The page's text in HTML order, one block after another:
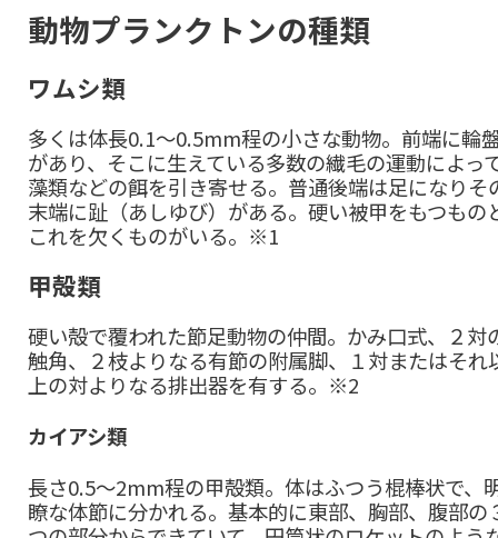
動物プランクトンの種類
ワムシ類
多くは体長0.1～0.5mm程の小さな動物。前端に輪
があり、そこに生えている多数の繊毛の運動によっ
藻類などの餌を引き寄せる。普通後端は足になりそ
末端に趾（あしゆび）がある。硬い被甲をもつもの
これを欠くものがいる。※1
甲殻類
硬い殻で覆われた節足動物の仲間。かみ口式、２対
触角、２枝よりなる有節の附属脚、１対またはそれ
上の対よりなる排出器を有する。※2
カイアシ類
長さ0.5～2mm程の甲殻類。体はふつう棍棒状で、
瞭な体節に分かれる。基本的に東部、胸部、腹部の